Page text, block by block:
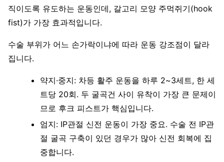
직이도록 유도하는 운동인데, 갈고리 모양 주먹쥐기(hook
fist)가 가장 효과적입니다.
수술 부위가 어느 손가락이냐에 따라 운동 강조점이 달라
집니다.
약지·중지: 차등 활주 운동을 하루 2~3세트, 한 세
트당 20회. 두 굴곡건 사이 유착이 가장 큰 문제이
므로 후크 피스트가 핵심입니다.
엄지: IP관절 신전 운동이 가장 중요. 수술 전 IP관
절 굴곡 구축이 있던 경우가 많아 신전 회복에 집
중합니다.